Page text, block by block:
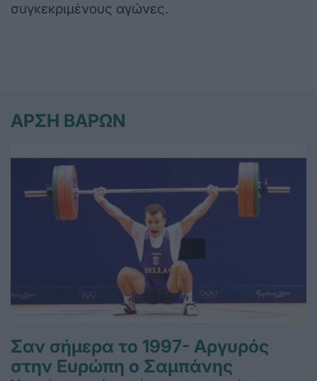
συγκεκριμένους αγώνες.
ΑΡΣΗ ΒΑΡΩΝ
Σαν σήμερα το 1997- Αργυρός
στην Ευρώπη ο Σαμπάνης